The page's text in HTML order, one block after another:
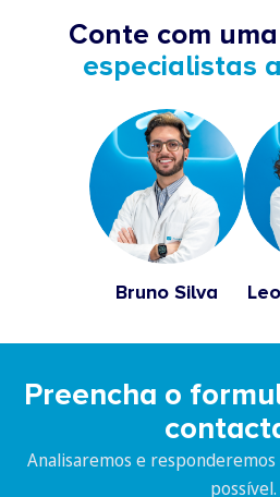
Conte com
especialistas
Bruno Silva
Preencha o
Analisaremos e
possível.